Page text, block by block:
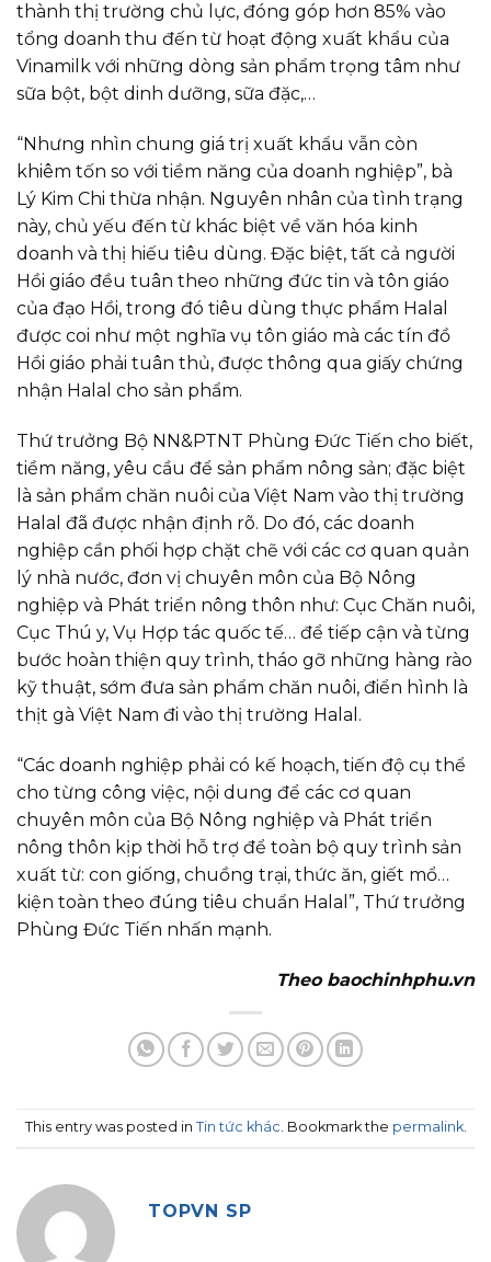
thành thị trường chủ lực, đóng góp hơn 85% vào
tổng doanh thu đến từ hoạt động xuất khẩu của
Vinamilk với những dòng sản phẩm trọng tâm như
sữa bột, bột dinh dưỡng, sữa đặc,…
“Nhưng nhìn chung giá trị xuất khẩu vẫn còn
khiêm tốn so với tiềm năng của doanh nghiệp”, bà
Lý Kim Chi thừa nhận. Nguyên nhân của tình trạng
này, chủ yếu đến từ khác biệt về văn hóa kinh
doanh và thị hiếu tiêu dùng. Đặc biệt, tất cả người
Hồi giáo đều tuân theo những đức tin và tôn giáo
của đạo Hồi, trong đó tiêu dùng thực phẩm Halal
được coi như một nghĩa vụ tôn giáo mà các tín đồ
Hồi giáo phải tuân thủ, được thông qua giấy chứng
nhận Halal cho sản phẩm.
Thứ trưởng Bộ NN&PTNT Phùng Đức Tiến cho biết,
tiềm năng, yêu cầu để sản phẩm nông sản; đặc biệt
là sản phẩm chăn nuôi của Việt Nam vào thị trường
Halal đã được nhận định rõ. Do đó, các doanh
nghiệp cần phối hợp chặt chẽ với các cơ quan quản
lý nhà nước, đơn vị chuyên môn của Bộ Nông
nghiệp và Phát triển nông thôn như: Cục Chăn nuôi,
Cục Thú y, Vụ Hợp tác quốc tế… để tiếp cận và từng
bước hoàn thiện quy trình, tháo gỡ những hàng rào
kỹ thuật, sớm đưa sản phẩm chăn nuôi, điển hình là
thịt gà Việt Nam đi vào thị trường Halal.
“Các doanh nghiệp phải có kế hoạch, tiến độ cụ thể
cho từng công việc, nội dung để các cơ quan
chuyên môn của Bộ Nông nghiệp và Phát triển
nông thôn kịp thời hỗ trợ để toàn bộ quy trình sản
xuất từ: con giống, chuồng trại, thức ăn, giết mổ…
kiện toàn theo đúng tiêu chuẩn Halal”, Thứ trưởng
Phùng Đức Tiến nhấn mạnh.
Theo baochinhphu.vn
This entry was posted in Tin tức khác. Bookmark the permalink.
TOPVN SP